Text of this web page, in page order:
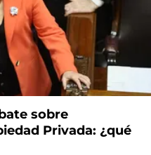
sobre
Privada: ¿qué